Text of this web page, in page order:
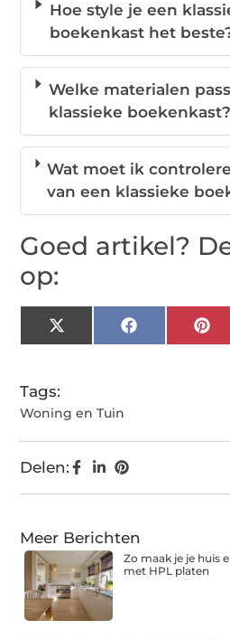
Hoe style je een
boekenkast het
Welke materialen
klassieke boekenkast?
Wat moet ik
van een klassieke
Goed artikel?
op:
X
(Twitter)
Facebook
Tags:
Woning en Tuin
Delen:
Meer Berichten
Zo maak je je huis
met HPL platen